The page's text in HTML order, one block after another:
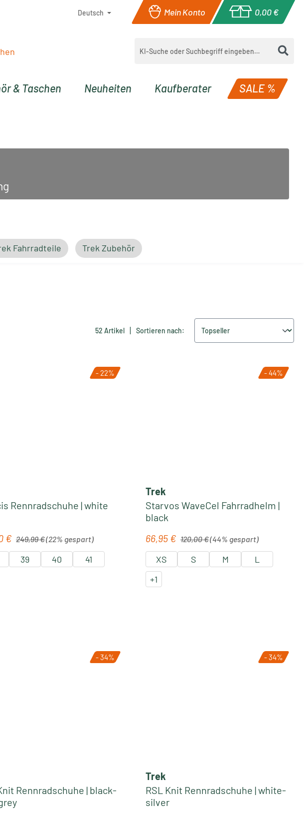
Deutsch Mein Konto 0,00 €
Warenkorb
& Taschen Neuheiten Kaufberater SALE %
Fahrradteile Trek Zubehör
52 Artikel | Sortieren nach:
- 22%
Rennradschuhe | white
€ 249,99 €(22% gespart)
39 40
41
- 44%
Trek
Starvos WaveCel Fahrradhelm |
black
Verkaufspreis:
66,95 € 120,00 €(44% gespart)
XS S M
L
+1
- 34%
Rennradschuhe | black-
- 34%
Trek
RSL Knit Rennradschuhe | white-
silver